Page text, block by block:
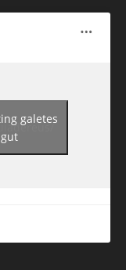
galetes